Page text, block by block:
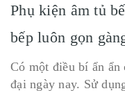
Phụ kiện âm tủ
bếp luôn gọn
Có một điều bí ẩn ẩn
đại ngày nay. Sử